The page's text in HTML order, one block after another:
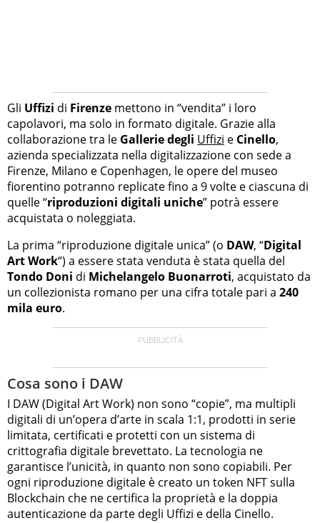
Gli Uffizi di Firenze mettono in “vendita” i loro
capolavori, ma solo in formato digitale. Grazie alla
collaborazione tra le Gallerie degli Uffizi e Cinello,
azienda specializzata nella digitalizzazione con sede a
Firenze, Milano e Copenhagen, le opere del museo
fiorentino potranno replicate fino a 9 volte e ciascuna di
quelle “riproduzioni digitali uniche” potrà essere
acquistata o noleggiata.
La prima “riproduzione digitale unica” (o DAW, “Digital
Art Work“) a essere stata venduta è stata quella del
Tondo Doni di Michelangelo Buonarroti, acquistato da
un collezionista romano per una cifra totale pari a 240
mila euro.
Cosa sono i DAW
I DAW (Digital Art Work) non sono “copie”, ma multipli
digitali di un’opera d’arte in scala 1:1, prodotti in serie
limitata, certificati e protetti con un sistema di
crittografia digitale brevettato. La tecnologia ne
garantisce l’unicità, in quanto non sono copiabili. Per
ogni riproduzione digitale è creato un token NFT sulla
Blockchain che ne certifica la proprietà e la doppia
autenticazione da parte degli Uffizi e della Cinello.